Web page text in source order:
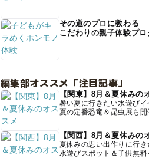
その道のプロに教わる
こだわりの親子体験プロ
編集部オススメ「注目記事」
【関東】8月＆夏休みの
暑い夏に行きたい水遊びイ
夏の定番恐竜＆昆虫展も開
【関西】8月＆夏休みの
夏休みの思い出作りに行き
水遊びスポット＆子供無料